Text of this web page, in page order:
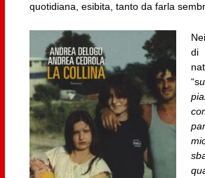
quotidiana, esibita, tanto da farla
di
“s